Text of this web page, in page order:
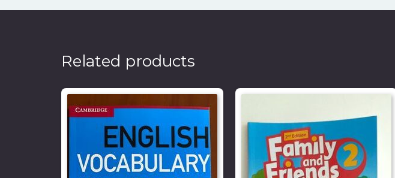
Related products